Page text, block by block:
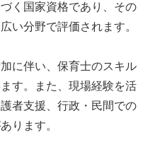
く国家資格であり、その
い分野で評価されます。
に伴い、保育士のスキル
す。また、現場経験を活
者支援、行政・民間での
ります。